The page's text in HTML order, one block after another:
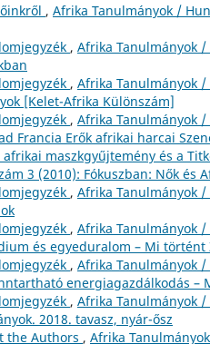
, Afrika Tanulmányok /
, Afrika Tanulmányok
, Afrika Tanulmányok
[Kelet-Afrika Különszám]
, Afrika Tanulmányok
Francia Erők afrikai harcai
afrikai maszkgyűjtemény és a
3 (2010): Fókuszban: Nők és
, Afrika Tanulmányok
, Afrika Tanulmányok
és egyeduralom – Mi
, Afrika Tanulmányok
energiagazdálkodás
, Afrika Tanulmányok
2018. tavasz, nyár-ősz
the Authors , Afrika